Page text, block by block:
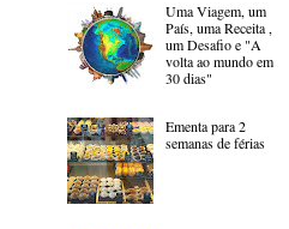
Uma Viagem, um
País, uma Receita ,
um Desafio e "A
volta ao mundo em
30 dias"
Ementa para 2
semanas de férias